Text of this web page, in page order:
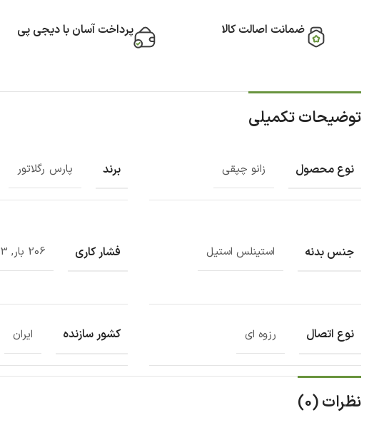
ضمانت اصالت کالا پرداخت آسان با دیجی پی
توضیحات تکمیلی
نوع محصول زانو چپقی برند پارس رگلاتور
جنس بدنه استینلس استیل فشار کاری 206 بار, 413 بار, 690 بار
نوع اتصال رزوه ای کشور سازنده ایران
نظرات (0)